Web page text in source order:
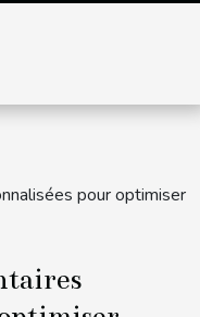
pour optimiser